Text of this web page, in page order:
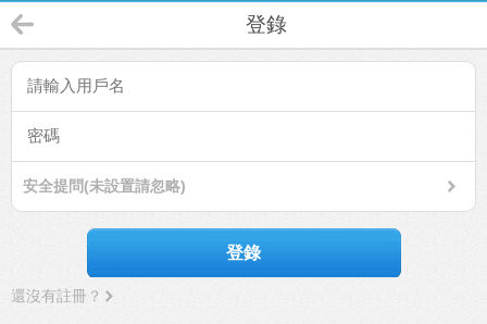
登錄
安全提問(未設置請忽略)
登錄
還沒有註冊？